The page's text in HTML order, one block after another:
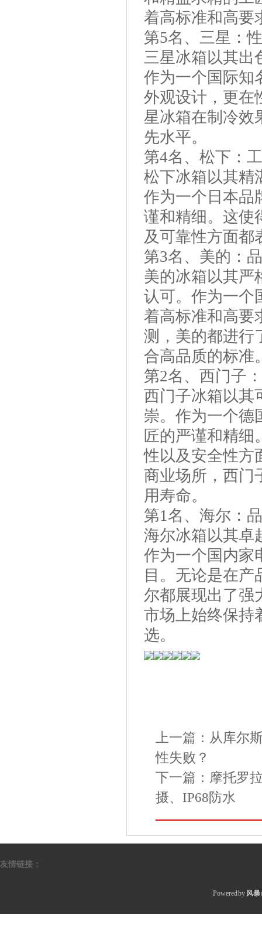
着高标准和高要
第5名、三星：
三星冰箱以其出
作为一个国际知
外观设计，更在
星冰箱在制冷效
先水平。
第4名、松下：
松下冰箱以其精
作为一个日本品
谨和精细。这使
及可靠性方面都
第3名、美的：
美的冰箱以其严
认可。作为一个
着高标准和高要
测，美的都进行
合高品质的标准
第2名、西门子
西门子冰箱以其
崇。作为一个德
匠的严谨和精细
性以及安全性方
商业场所，西门
用寿命。
第1名、海尔：
海尔冰箱以其卓
作为一个国内家
目。无论是在
尔都展现出了强
市场上始终保持
选。
上一篇： 从库尔
性失败？
下一篇： 摩托罗
摄、IP68防水
友情链接：
Powered by 风暴